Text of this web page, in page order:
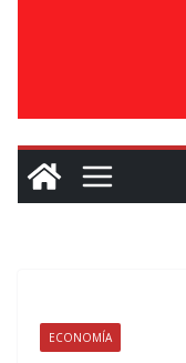
ECONOMÍA